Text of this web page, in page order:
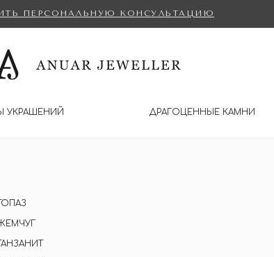
ДРАГОЦЕННЫЕ КАМНИ
УКРАШЕНИЙ
ПЕРСОНАЛЬНУЮ КОНСУЛЬТАЦИЮ